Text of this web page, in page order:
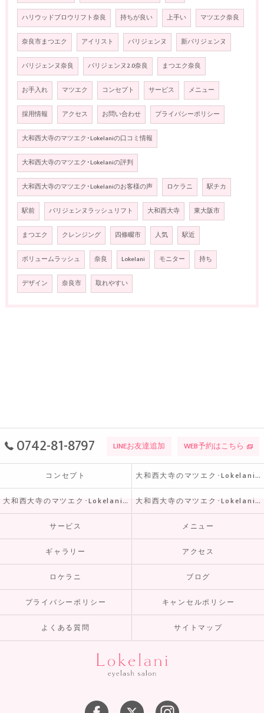
ハリウッドブロウリフト奈良 持ちが良い 上手い マツエク奈良
奈良市まつエク アイリスト パリジェンヌ 新パリジェンヌ
パリジェンヌ奈良 パリジェンヌ2.0奈良 まつエク奈良
お手入れ マツエク コンセプト サービス メニュー
採用情報 アクセス お問い合わせ プライバシーポリシー
大和西大寺のマツエク･Lokelaniの口コミ情報
大和西大寺のマツエク･Lokelaniの評判
大和西大寺のマツエク･Lokelaniのお客様の声 ロケラニ 駅チカ
駅前 パリジェンヌラッシュリフト 大和西大寺 東大阪市
まつエク クレンジング 四條畷市 人気 駅近
ボリュームラッシュ 奈良 Lokelani モニター 持ち
デザイン 奈良市 取れやすい
0742-81-8797 LINEお友達追加 WEB予約はこちら
コンセプト 大和西大寺のマツエク･Lokelaniの口コミ情報
大和西大寺のマツエク･Lokelaniの評判 大和西大寺のマツエク･Lokelaniのお客様の声
サービス メニュー
ギャラリー アクセス
ロケラニ ブログ
プライバシーポリシー キャンセルポリシー
よくある質問 サイトマップ